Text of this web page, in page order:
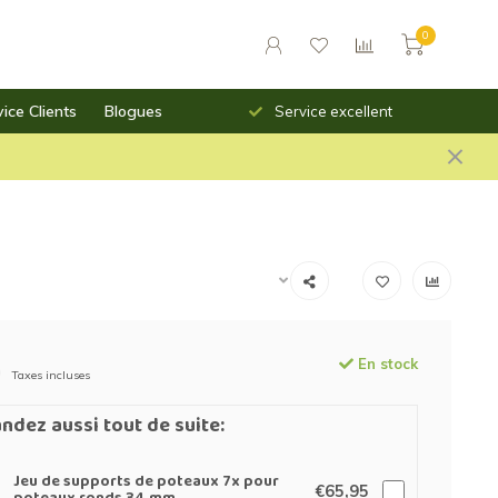
0
Clients Blogues
rapide Service excellent
Taxes incluses
En stock
aussi tout de suite:
Jeu de supports de poteaux 7x pour €65,95